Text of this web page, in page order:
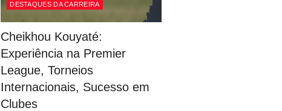
DESTAQUES DA CARREIRA
Cheikhou Kouyaté:
Experiência na Premier
League, Torneios
Internacionais, Sucesso em
Clubes